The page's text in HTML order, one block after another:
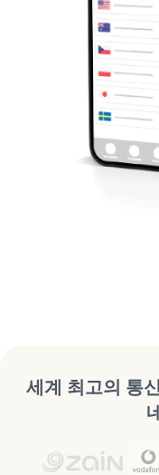
세계 최고의 통